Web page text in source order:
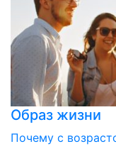
Образ жизни
Почему с